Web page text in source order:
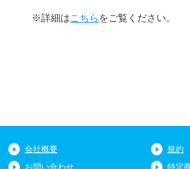
※詳細はこちらをご覧ください。
会社概要
規約
お問い合わせ
特定